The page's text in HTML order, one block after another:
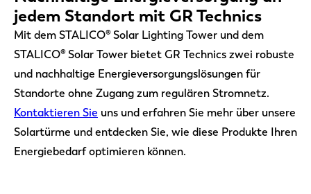
jedem Standort mit GR Technics
Mit dem STALICO® Solar Lighting Tower und dem
STALICO® Solar Tower bietet GR Technics zwei robuste
und nachhaltige Energieversorgungslösungen für
Standorte ohne Zugang zum regulären Stromnetz.
Kontaktieren Sie uns und erfahren Sie mehr über unsere
Solartürme und entdecken Sie, wie diese Produkte Ihren
Energiebedarf optimieren können.